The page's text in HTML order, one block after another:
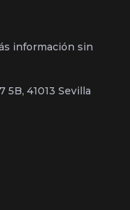
información sin
41013 Sevilla